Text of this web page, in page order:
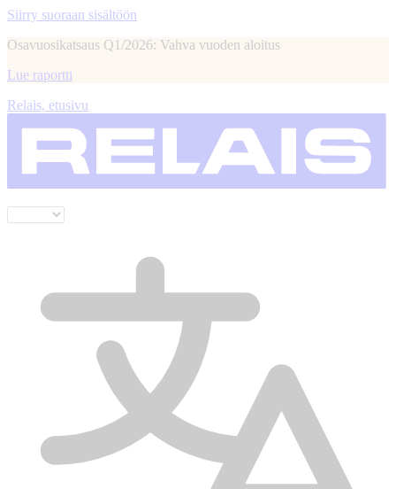
Siirry suoraan sisältöön
Osavuosikatsaus Q1/2026: Vahva vuoden aloitus
Lue raportti
Relais, etusivu